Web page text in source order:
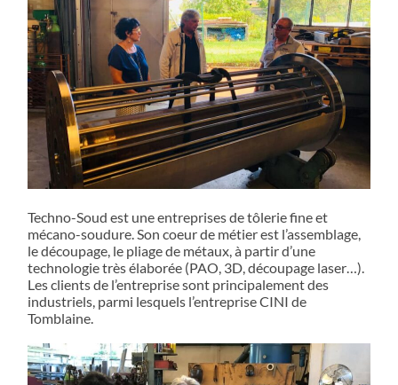
Techno-Soud est une entreprises de tôlerie fine et
mécano-soudure. Son coeur de métier est l’assemblage,
le découpage, le pliage de métaux, à partir d’une
technologie très élaborée (PAO, 3D, découpage laser…).
Les clients de l’entreprise sont principalement des
industriels, parmi lesquels l’entreprise CINI de
Tomblaine.